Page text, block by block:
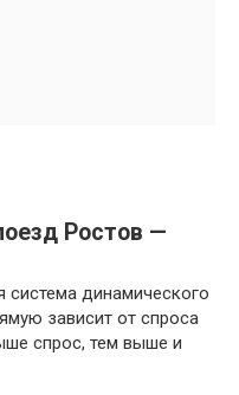
Ростов —
система динамического
зависит от спроса
спрос, тем выше и